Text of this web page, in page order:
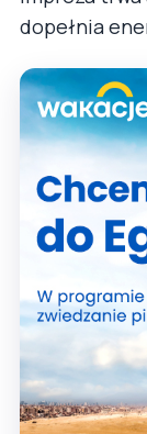
dopełnia